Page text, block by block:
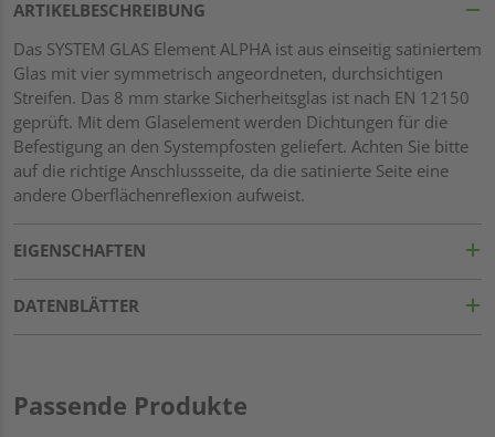
ARTIKELBESCHREIBUNG
Das SYSTEM GLAS Element ALPHA ist aus einseitig satiniertem
Glas mit vier symmetrisch angeordneten, durchsichtigen
Streifen. Das 8 mm starke Sicherheitsglas ist nach EN 12150
geprüft. Mit dem Glaselement werden Dichtungen für die
Befestigung an den Systempfosten geliefert. Achten Sie bitte
auf die richtige Anschlussseite, da die satinierte Seite eine
andere Oberflächenreflexion aufweist.
EIGENSCHAFTEN
DATENBLÄTTER
Passende Produkte